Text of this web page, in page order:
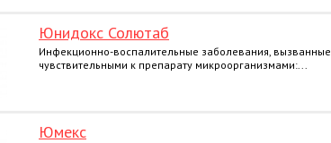
Юнидокс Солютаб
Инфекционно-воспалительные заболевания, вызванные
чувствительными к препарату микроорганизмами:...
Юмекс